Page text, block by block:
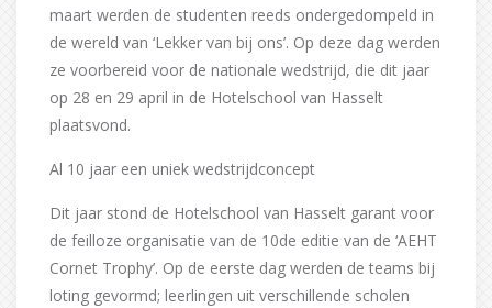
maart werden de studenten reeds ondergedompeld in
de wereld van ‘Lekker van bij ons’. Op deze dag werden
ze voorbereid voor de nationale wedstrijd, die dit jaar
op 28 en 29 april in de Hotelschool van Hasselt
plaatsvond.
Al 10 jaar een uniek wedstrijdconcept
Dit jaar stond de Hotelschool van Hasselt garant voor
de feilloze organisatie van de 10de editie van de ‘AEHT
Cornet Trophy’. Op de eerste dag werden de teams bij
loting gevormd; leerlingen uit verschillende scholen